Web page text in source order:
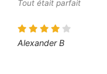
Tout était parfait
Alexander B